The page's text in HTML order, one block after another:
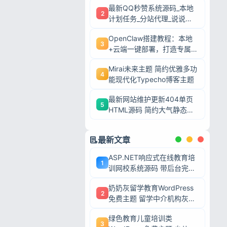
2
最新QQ秒赞系统源码_本地
计划任务_分站代理_说说赞
3
OpenClaw搭建教程：本地
+云端一键部署，打造专属AI
4
Mirai未来主题 简约优雅多功
能现代化Typecho博客主题
5
最新网站维护更新404单页
HTML源码 简约大气静态模
最新文章
1
ASP.NET响应式在线教育培
训网校系统源码 带后台完整
2
奶奶灰留学教育WordPress
免费主题 留学中介机构灰色
3
绿色教育儿童培训类